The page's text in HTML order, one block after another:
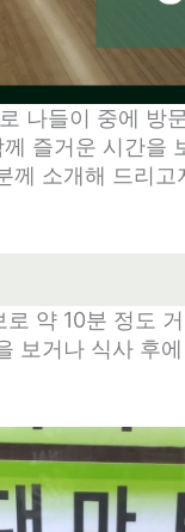
나들이 중에 방
즐거운 시간을
께 소개해 드리
약 10분 정도
보거나 식사 후